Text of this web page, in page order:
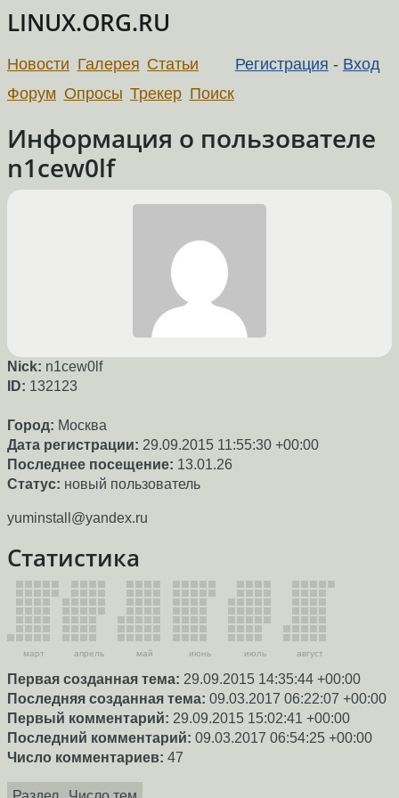
LINUX.ORG.RU
Регистрация - Вход
Новости Галерея Статьи
Форум Опросы Трекер Поиск
Информация о пользователе
n1cew0lf
Nick: n1cew0lf
ID: 132123
Город: Москва
Дата регистрации: 29.09.2015 11:55:30 +00:00
Последнее посещение: 13.01.26
Статус: новый пользователь
yuminstall@yandex.ru
Статистика
март апрель май июнь июль август
Первая созданная тема: 29.09.2015 14:35:44 +00:00
Последняя созданная тема: 09.03.2017 06:22:07 +00:00
Первый комментарий: 29.09.2015 15:02:41 +00:00
Последний комментарий: 09.03.2017 06:54:25 +00:00
Число комментариев: 47